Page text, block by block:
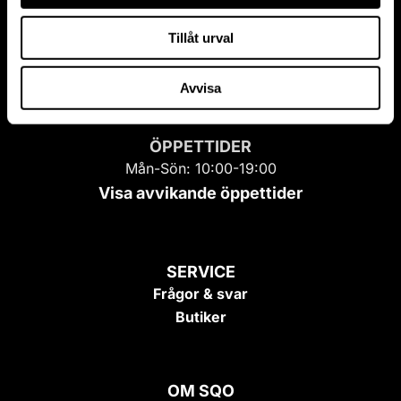
Tillåt urval
Avvisa
ÖPPETTIDER
Mån-Sön: 10:00-19:00
Visa avvikande öppettider
SERVICE
Frågor & svar
Butiker
OM SQO